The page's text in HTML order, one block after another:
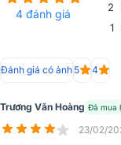
4 đánh giá
2
1
Đánh giá có ảnh 5 4
Trương Văn Hoàng Đã mua
23/02/